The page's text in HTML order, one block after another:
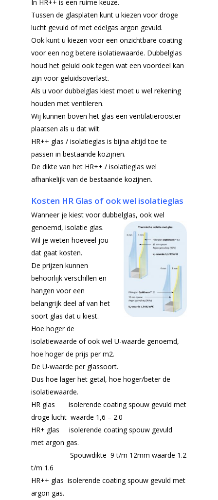
In HR++ is een ruime keuze.
Tussen de glasplaten kunt u kiezen voor droge
lucht gevuld of met edelgas argon gevuld.
Ook kunt u kiezen voor een onzichtbare coating
voor een nog betere isolatiewaarde. Dubbelglas
houd het geluid ook tegen wat een voordeel kan
zijn voor geluidsoverlast.
Als u voor dubbelglas kiest moet u wel rekening
houden met ventileren.
Wij kunnen boven het glas een ventilatierooster
plaatsen als u dat wilt.
HR++ glas / isolatieglas is bijna altijd toe te
passen in bestaande kozijnen.
De dikte van het HR++ / isolatieglas wel
afhankelijk van de bestaande kozijnen.
Kosten HR Glas of ook wel isolatieglas
Wanneer je kiest voor dubbelglas, ook wel
genoemd, isolatie glas.
Wil je weten hoeveel jou
dat gaat kosten.
De prijzen kunnen
behoorlijk verschillen en
hangen voor een
belangrijk deel af van het
soort glas dat u kiest.
Hoe hoger de
isolatiewaarde of ook wel U-waarde genoemd,
hoe hoger de prijs per m2.
De U-waarde per glassoort.
Dus hoe lager het getal, hoe hoger/beter de
isolatiewaarde.
HR glas isolerende coating spouw gevuld met
droge lucht waarde 1,6 – 2.0
HR+ glas isolerende coating spouw gevuld
met argon gas.
Spouwdikte 9 t/m 12mm waarde 1.2
t/m 1.6
HR++ glas isolerende coating spouw gevuld met
argon gas.